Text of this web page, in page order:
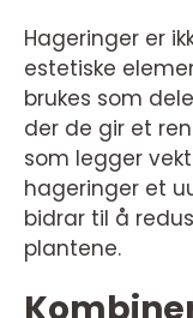
Hageringer er
estetiske
brukes som
der de gir et
som legger
hageringer et
bidrar til å
plantene.